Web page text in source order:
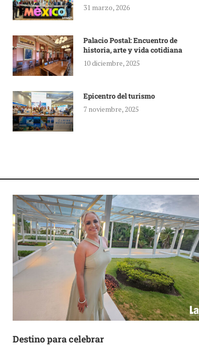
31 marzo, 2026
Palacio Postal: Encuentro de
historia, arte y vida cotidiana
10 diciembre, 2025
Epicentro del turismo
7 noviembre, 2025
Destino para celebrar